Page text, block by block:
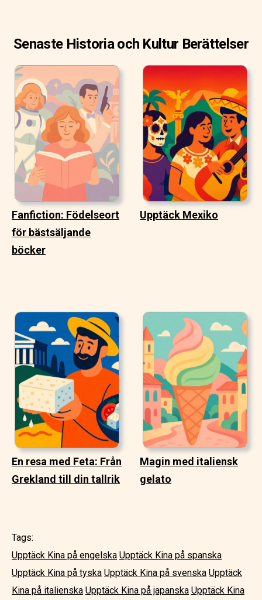
Senaste Historia och Kultur Berättelser
Fanfiction: Födelseort
för bästsäljande
böcker
Upptäck Mexiko
En resa med Feta: Från
Grekland till din tallrik
Magin med italiensk
gelato
Tags:
Upptäck Kina på engelska Upptäck Kina på spanska
Upptäck Kina på tyska Upptäck Kina på svenska Upptäck
Kina på italienska Upptäck Kina på japanska Upptäck Kina